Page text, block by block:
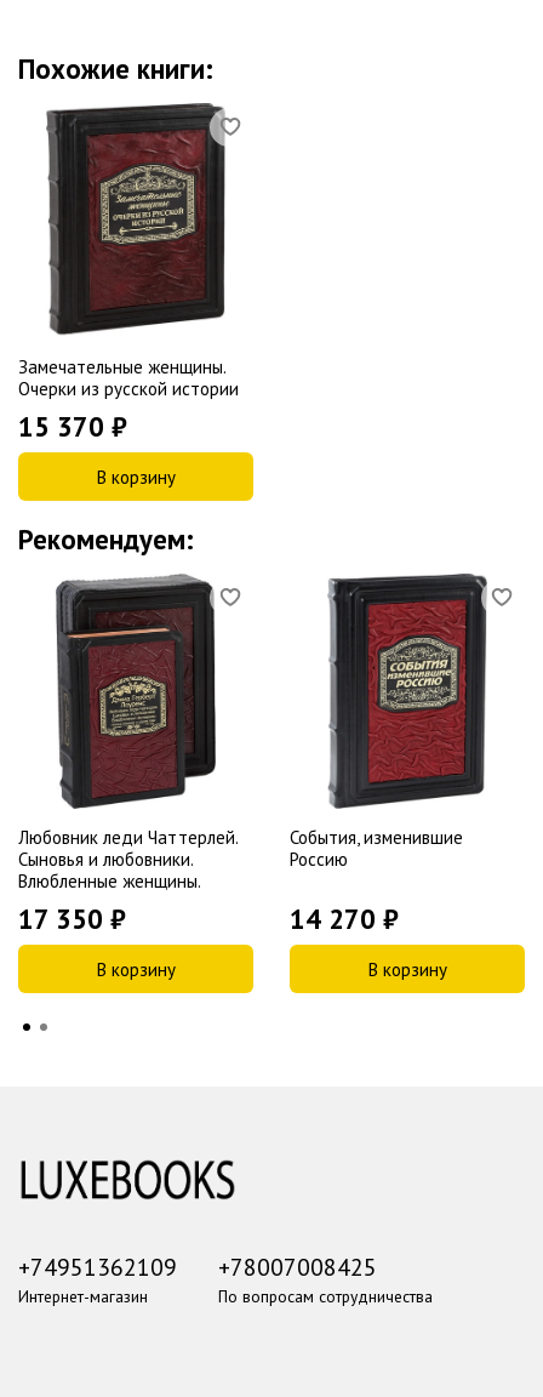
Похожие книги:
Замечательные женщины.
Очерки из русской истории
15 370 ₽
В корзину
Рекомендуем:
Любовник леди Чаттерлей.
Сыновья и любовники.
Влюбленные женщины.
17 350 ₽
В корзину
События, изменившие
Россию
14 270 ₽
В корзину
+74951362109
Интернет-магазин
+78007008425
По вопросам сотрудничества